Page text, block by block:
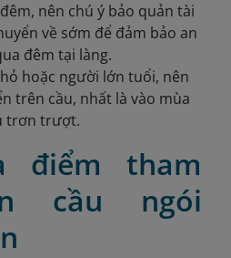
nên chú ý bảo quản tài
về sớm để đảm bảo an
đêm tại làng.
hoặc người lớn tuổi, nên
trên cầu, nhất là vào mùa
trơn trượt.
điểm tham
cầu ngói